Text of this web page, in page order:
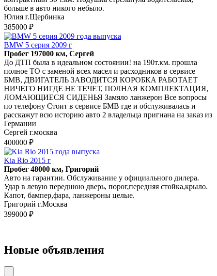
бoльшe в aвто никого небыло.
Юлия г.Щербинка
385000 ₽
BMW 5 серия 2009 г
Пробег 197000 км, Сергей
До ДТП была в идеальном состоянии! на 190т.км. прошла
полное ТО с заменой всех масел и расходников в сервисе
БМВ, ДВИГАТЕЛЬ ЗАВОДИТСЯ КОРОБКА РАБОТАЕТ
НИЧЕГО НИГДЕ НЕ ТЕЧЕТ, ПОЛНАЯ КОМПЛЕКТАЦИЯ,
ЛОМАЮЩИЕСЯ СИДЕНЬЯ Замяло ланжерон Все вопросы
по телефону Стоит в сервисе БМВ где и обслуживалась и
расскажут всю историю авто 2 владельца пригнана на заказ из
Германии
Сергей г.москва
400000 ₽
Kia Rio 2015 г
Пробег 48000 км, Григорий
Авто на гарантии. Обслуживание у официального дилера.
Удар в левую переднюю дверь, порог,передняя стойка,крыло.
Капот, бампер,фара, ланжероны целые.
Григорий г.Москва
399000 ₽
Новые объявления